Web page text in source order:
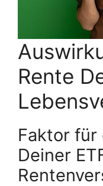
Rente
Faktor für
Deiner